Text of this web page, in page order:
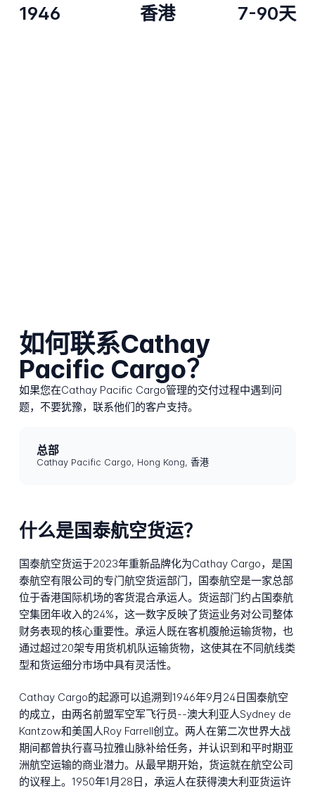
1946 香港 7-90天
如何联系Cathay
Pacific Cargo？
如果您在Cathay Pacific Cargo管理的交付过程中遇到问
题，不要犹豫，联系他们的客户支持。
总部
Cathay Pacific Cargo, Hong Kong, 香港
什么是国泰航空货运？
国泰航空货运于2023年重新品牌化为Cathay Cargo，是国
泰航空有限公司的专门航空货运部门，国泰航空是一家总部
位于香港国际机场的客货混合承运人。货运部门约占国泰航
空集团年收入的24%，这一数字反映了货运业务对公司整体
财务表现的核心重要性。承运人既在客机腹舱运输货物，也
通过超过20架专用货机机队运输货物，这使其在不同航线类
型和货运细分市场中具有灵活性。
Cathay Cargo的起源可以追溯到1946年9月24日国泰航空
的成立，由两名前盟军空军飞行员--澳大利亚人Sydney de
Kantzow和美国人Roy Farrell创立。两人在第二次世界大战
期间都曾执行喜马拉雅山脉补给任务，并认识到和平时期亚
洲航空运输的商业潜力。从最早期开始，货运就在航空公司
的议程上。1950年1月28日，承运人在获得澳大利亚货运许